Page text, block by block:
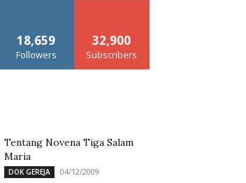
18,659
Followers
32,900
Subscribers
Tentang Novena Tiga Salam
Maria
DOK GEREJA 04/12/2009